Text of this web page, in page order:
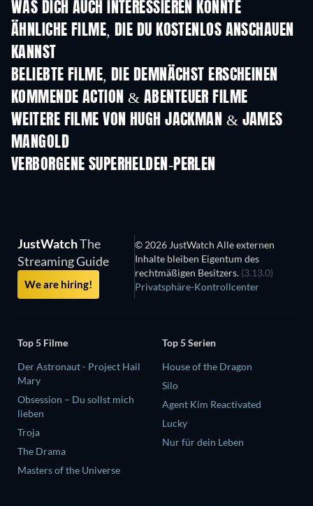
WAS DICH AUCH INTERESSIEREN KÖNNTE
ÄHNLICHE FILME, DIE DU KOSTENLOS ANSCHAUEN
KANNST
BELIEBTE FILME, DIE DEMNÄCHST ERSCHEINEN
KOMMENDE ACTION & ABENTEUER FILME
WEITERE FILME VON HUGH JACKMAN & JAMES
MANGOLD
VERBORGENE SUPERHELDEN-PERLEN
JustWatchThe
Streaming Guide
We are hiring!
© 2026 JustWatch Alle externen
Inhalte bleiben Eigentum des
rechtmäßigen Besitzers. (3.13.0)
Privatsphäre-Kontrollcenter
Top 5 Filme
Der Astronaut - Project Hail
Mary
Obsession – Du sollst mich
lieben
Troja
The Drama
Masters of the Universe
Top 5 Serien
House of the Dragon
Silo
Agent Kim Reactivated
Lucky
Nur für dein Leben